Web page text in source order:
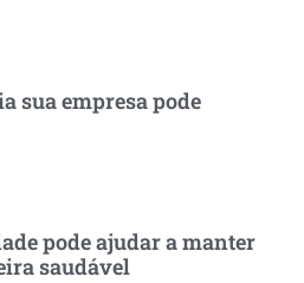
sua empresa pode
pode ajudar a manter
saudável